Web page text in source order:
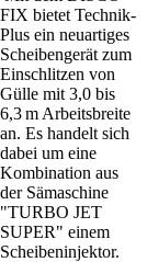
FIX bietet Technik-
Plus ein neuartiges
Scheibengerät zum
Einschlitzen von
Gülle mit 3,0 bis
6,3 m Arbeitsbreite
an. Es handelt sich
dabei um eine
Kombination aus
der Sämaschine
"TURBO JET
SUPER" einem
Scheibeninjektor.